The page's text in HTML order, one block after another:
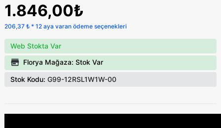
1.846,00₺
206,37 ₺ * 12 aya varan ödeme seçenekleri
Web Stokta Var
Florya Mağaza: Stok Var
Stok Kodu: G99-12RSL1W1W-00